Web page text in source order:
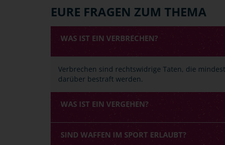
EURE FRAGEN ZUM THEMA
WAS IST EIN VERBRECHEN?
Verbrechen sind rechtswidrige Taten, die
darüber bestraft werden.
WAS IST EIN VERGEHEN?
SIND WAFFEN IM SPORT ERLAUBT?